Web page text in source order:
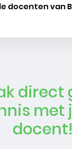
docenten van
direct
met
docent!